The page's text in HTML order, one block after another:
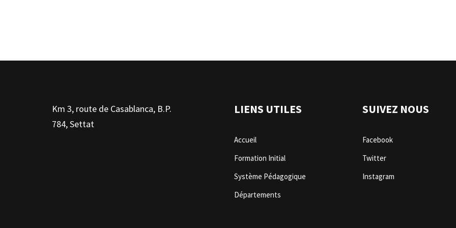
Km 3, route de Casablanca, B.P.
784, Settat
LIENS UTILES
Accueil
Formation Initial
Système Pédagogique
Départements
SUIVEZ NOUS
Facebook
Twitter
Instagram